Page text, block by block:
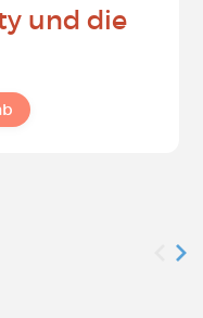
und die